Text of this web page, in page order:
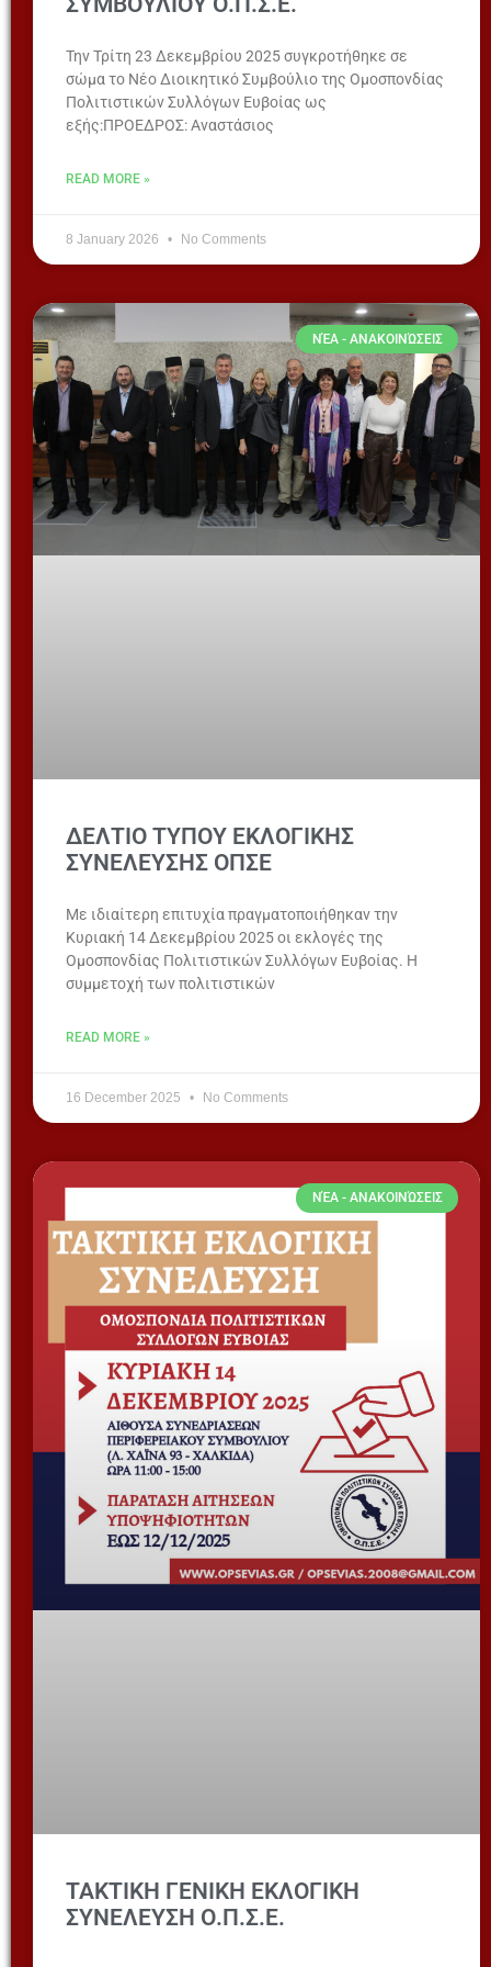
Την Τρίτη 23 Δεκεμβρίου 2025 συγκροτήθηκε σε
σώμα το Νέο Διοικητικό Συμβούλιο της Ομοσπονδίας
Πολιτιστικών Συλλόγων Ευβοίας ως
εξής:ΠΡΟΕΔΡΟΣ: Αναστάσιος
READ MORE »
8 January 2026 No Comments
ΝΈΑ - ΑΝΑΚΟΙΝΏΣΕΙΣ
ΔΕΛΤΙΟ ΤΥΠΟΥ ΕΚΛΟΓΙΚΗΣ
ΣΥΝΕΛΕΥΣΗΣ ΟΠΣΕ
Με ιδιαίτερη επιτυχία πραγματοποιήθηκαν την
Κυριακή 14 Δεκεμβρίου 2025 οι εκλογές της
Ομοσπονδίας Πολιτιστικών Συλλόγων Ευβοίας. Η
συμμετοχή των πολιτιστικών
READ MORE »
16 December 2025 No Comments
ΝΈΑ - ΑΝΑΚΟΙΝΏΣΕΙΣ
ΤΑΚΤΙΚΗ ΓΕΝΙΚΗ ΕΚΛΟΓΙΚΗ
ΣΥΝΕΛΕΥΣΗ Ο.Π.Σ.Ε.